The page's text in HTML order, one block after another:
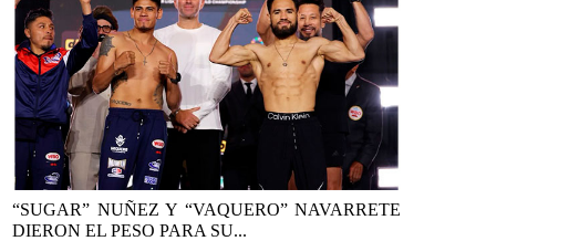
“SUGAR” NUÑEZ Y “VAQUERO” NAVARRETE
DIERON EL PESO PARA SU...